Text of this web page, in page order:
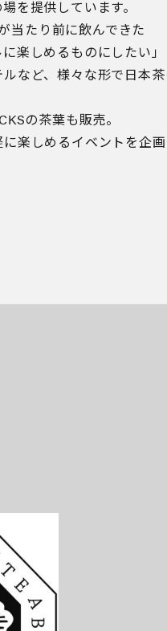
を提供しています。
当たり前に飲んできた
楽しめるものにしたい
など、様々な形で日本茶
の茶葉も販売。
楽しめるイベントを企